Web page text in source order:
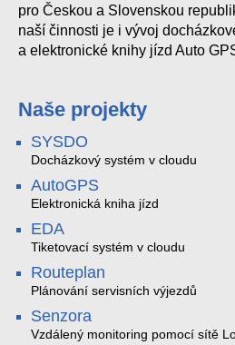
pro Českou a Slovenskou
naší činnosti je i vývoj
a elektronické knihy jízd Auto
Naše projekty
SYSDO
Docházkový systém v cloudu
AutoGPS
Elektronická kniha jízd
EDA
Tiketovací systém v cloudu
Routeplan
Plánování servisních výjezdů
Senzora
Vzdálený monitoring pomocí sítě